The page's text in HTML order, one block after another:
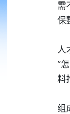
需
保
人
“
料
组